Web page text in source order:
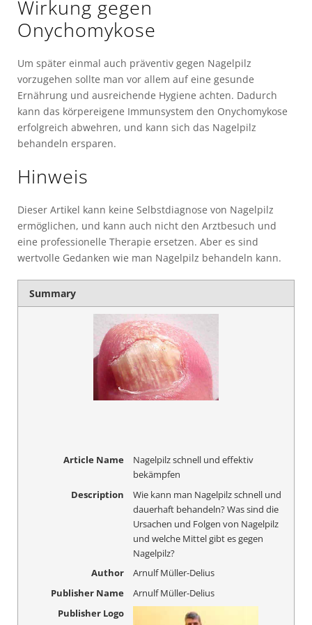
Wirkung gegen
Onychomykose
Um später einmal auch präventiv gegen Nagelpilz
vorzugehen sollte man vor allem auf eine gesunde
Ernährung und ausreichende Hygiene achten. Dadurch
kann das körpereigene Immunsystem den Onychomykose
erfolgreich abwehren, und kann sich das Nagelpilz
behandeln ersparen.
Hinweis
Dieser Artikel kann keine Selbstdiagnose von Nagelpilz
ermöglichen, und kann auch nicht den Arztbesuch und
eine professionelle Therapie ersetzen. Aber es sind
wertvolle Gedanken wie man Nagelpilz behandeln kann.
Summary
Article Name
Nagelpilz schnell und effektiv
bekämpfen
Description
Wie kann man Nagelpilz schnell und
dauerhaft behandeln? Was sind die
Ursachen und Folgen von Nagelpilz
und welche Mittel gibt es gegen
Nagelpilz?
Author
Arnulf Müller-Delius
Publisher Name
Arnulf Müller-Delius
Publisher Logo